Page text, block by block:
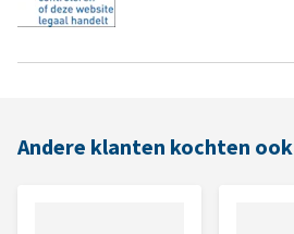
Andere klanten kochten ook